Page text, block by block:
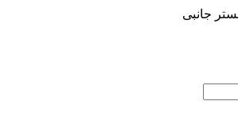
جانبی